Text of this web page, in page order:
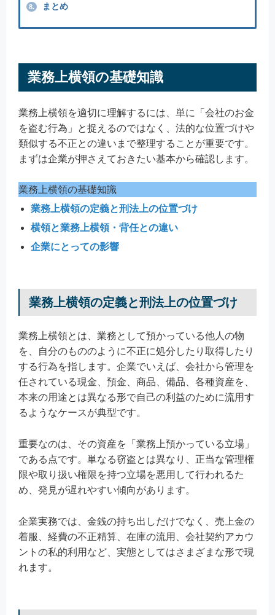
8. まとめ
業務上横領の基礎知識
業務上横領を適切に理解するには、単に「会社のお金
を盗む行為」と捉えるのではなく、法的な位置づけや
類似する不正との違いまで整理することが重要です。
まずは企業が押さえておきたい基本から確認します。
業務上横領の基礎知識
業務上横領の定義と刑法上の位置づけ
横領と業務上横領・背任との違い
企業にとっての影響
業務上横領の定義と刑法上の位置づけ
業務上横領とは、業務として預かっている他人の物
を、自分のもののように不正に処分したり取得したり
する行為を指します。企業でいえば、会社から管理を
任されている現金、預金、商品、備品、各種資産を、
本来の用途とは異なる形で自己の利益のために流用す
るようなケースが典型です。
重要なのは、その資産を「業務上預かっている立場」
である点です。単なる窃盗とは異なり、正当な管理権
限や取り扱い権限を持つ立場を悪用して行われるた
め、発見が遅れやすい傾向があります。
企業実務では、金銭の持ち出しだけでなく、売上金の
着服、経費の不正精算、在庫の流用、会社契約アカウ
ントの私的利用など、実態としてはさまざまな形で現
れます。